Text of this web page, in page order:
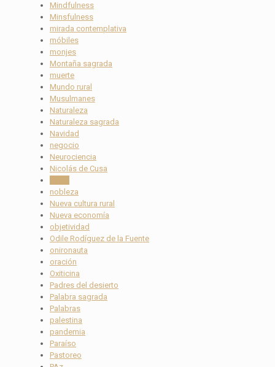
Mindfulness
Minsfulness
mirada contemplativa
móbiles
monjes
Montaña sagrada
muerte
Mundo rural
Musulmanes
Naturaleza
Naturaleza sagrada
Navidad
negocio
Neurociencia
Nicolás de Cusa
nobleza
Nueva cultura rural
Nueva economía
objetividad
Odile Rodíguez de la Fuente
onironauta
oración
Oxiticina
Padres del desierto
Palabra sagrada
Palabras
palestina
pandemia
Paraíso
Pastoreo